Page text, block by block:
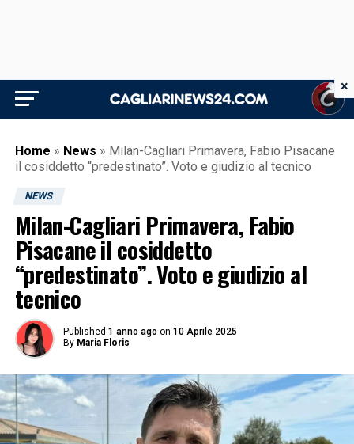
Home » News » Milan-Cagliari Primavera, Fabio Pisacane
il cosiddetto “predestinato”. Voto e giudizio al tecnico
NEWS
Milan-Cagliari Primavera, Fabio
Pisacane il cosiddetto
“predestinato”. Voto e giudizio al
tecnico
Published 1 anno ago on 10 Aprile 2025
By Maria Floris
×